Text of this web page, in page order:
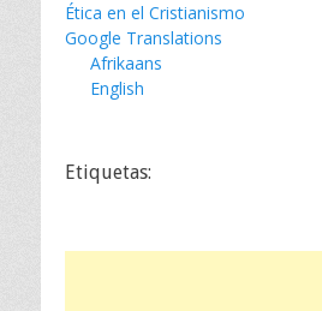
Ética en el Cristianismo
Google Translations
Afrikaans
English
Etiquetas: